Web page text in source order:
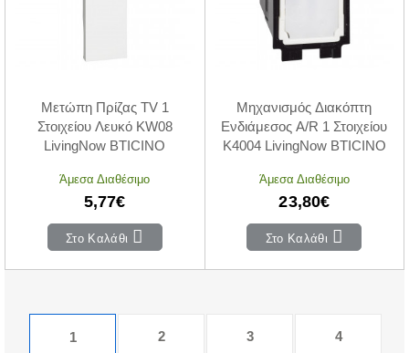
Μετώπη Πρίζας TV 1
Στοιχείου Λευκό KW08
LivingNow BTICINO
Άμεσα Διαθέσιμο
5,77€
Στο Καλάθι
Μηχανισμός Διακόπτη
Ενδιάμεσος A/R 1 Στοιχείου
K4004 LivingNow BTICINO
Άμεσα Διαθέσιμο
23,80€
Στο Καλάθι
1 2 3 4